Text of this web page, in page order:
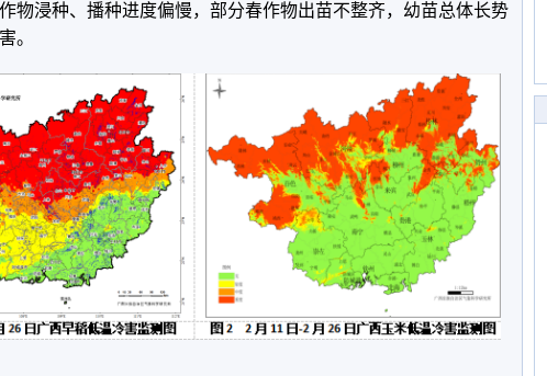
物浸种、播种进度偏慢，部分春作物出苗不整齐，幼苗总体长势
。